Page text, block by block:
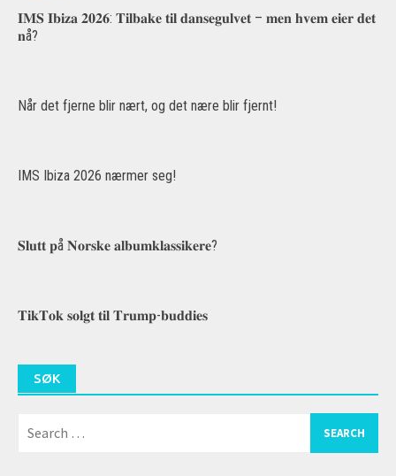
𝐈𝐌𝐒 𝐈𝐛𝐢𝐳𝐚 𝟐𝟎𝟐𝟔: 𝐓𝐢𝐥𝐛𝐚𝐤𝐞 𝐭𝐢𝐥 𝐝𝐚𝐧𝐬𝐞𝐠𝐮𝐥𝐯𝐞𝐭 – 𝐦𝐞𝐧 𝐡𝐯𝐞𝐦 𝐞𝐢𝐞𝐫 𝐝𝐞𝐭
𝐧å?
Når det fjerne blir nært, og det nære blir fjernt!
IMS Ibiza 2026 nærmer seg!
𝐒𝐥𝐮𝐭𝐭 𝐩å 𝐍𝐨𝐫𝐬𝐤𝐞 𝐚𝐥𝐛𝐮𝐦𝐤𝐥𝐚𝐬𝐬𝐢𝐤𝐞𝐫𝐞?
𝐓𝐢𝐤𝐓𝐨𝐤 𝐬𝐨𝐥𝐠𝐭 𝐭𝐢𝐥 𝐓𝐫𝐮𝐦𝐩-𝐛𝐮𝐝𝐝𝐢𝐞𝐬
SØK
for: